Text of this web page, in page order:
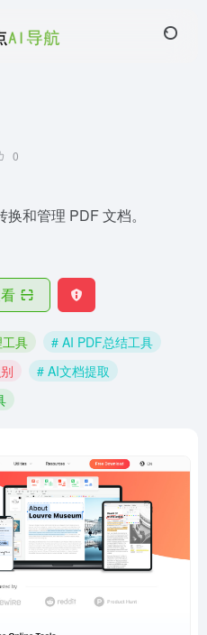
0
和管理 PDF 文档。
具
# AI PDF总结工具
# AI文档提取